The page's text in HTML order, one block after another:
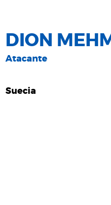
DION
Atacante
Suecia